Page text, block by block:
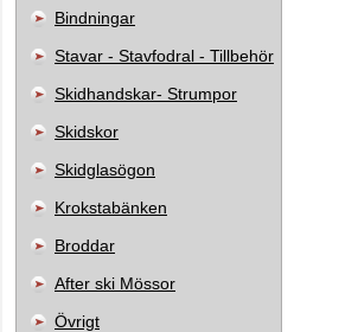
Bindningar
Stavar - Stavfodral - Tillbehör
Skidhandskar- Strumpor
Skidskor
Skidglasögon
Krokstabänken
Broddar
After ski Mössor
Övrigt